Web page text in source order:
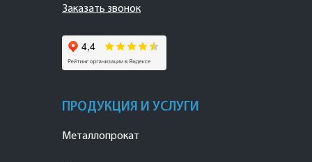
Заказать звонок
ПРОДУКЦИЯ И УСЛУГИ
Металлопрокат